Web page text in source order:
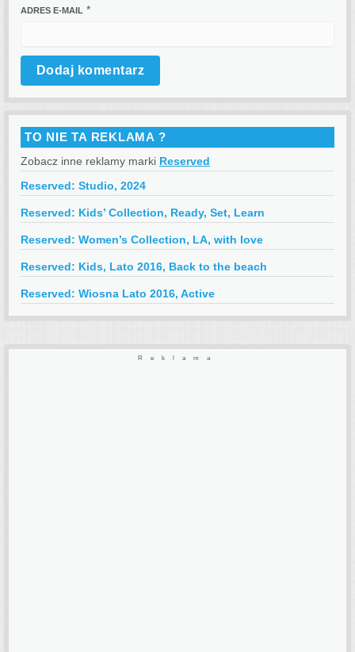
ADRES E-MAIL *
TO NIE TA REKLAMA ?
Zobacz inne reklamy marki Reserved
Reserved: Studio, 2024
Reserved: Kids’ Collection, Ready, Set, Learn
Reserved: Women’s Collection, LA, with love
Reserved: Kids, Lato 2016, Back to the beach
Reserved: Wiosna Lato 2016, Active
Reklama